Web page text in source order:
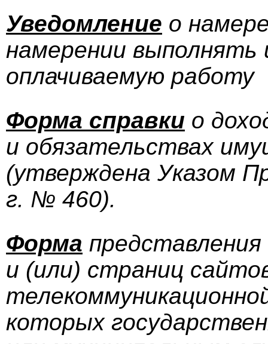
Уведомление о
намерении выполнять
оплачиваемую работу
Форма справки о
и обязательствах
(утверждена Указом
г. № 460).
Форма
и (или) страниц
которых